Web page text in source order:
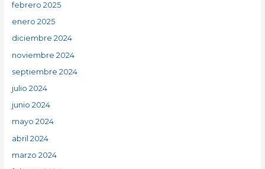
febrero 2025
enero 2025
diciembre 2024
noviembre 2024
septiembre 2024
julio 2024
junio 2024
mayo 2024
abril 2024
marzo 2024